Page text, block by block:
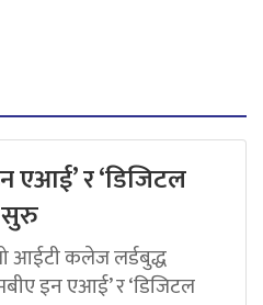
एआई’ र ‘डिजिटल
सुरु
आईटी कलेज लर्डबुद्ध
इन एआई’ र ‘डिजिटल